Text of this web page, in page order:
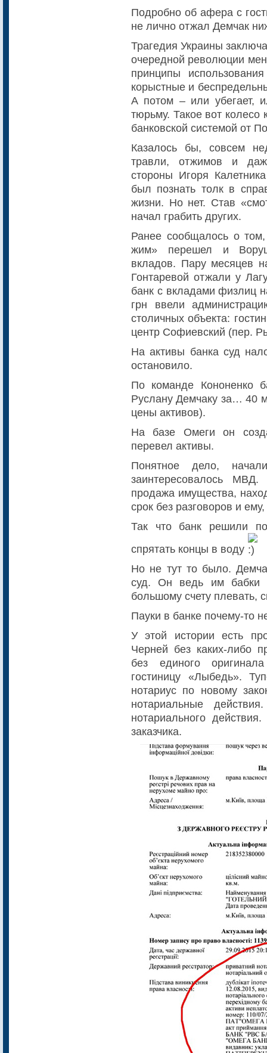
Подробно об афера с
не лично отжал Демчак
Трагедия Украины
очередной революции
принципы
корыстные и
А потом – или убегает,
тюрьму. Такое вот колесо
банковской системой от
Казалось бы, совсем
травли, отжимов и
стороны Игоря
был познать толк в
жизни. Но нет. Став
начал грабить других.
Ранее сообщалось о
жим» перешел и
вкладов. Пару месяцев
Гонтаревой отжали у
банк с вкладами физлиц
грн ввели
столичных объекта:
центр Софиевский (пер.
На активы банка суд
остановило.
По команде Кононенко
Руслану Демчаку за… 40
цены активов).
На базе Омеги он
перевел активы.
Понятное дело,
заинтересовалось
продажа имущества,
срок без разговоров и
Так что банк решили
спрятать концы в воду
Но не тут то было.
суд. Он ведь им бабки
большому счету плевать,
Пауки в банке почему-то
У этой истории есть
Черней без каких-либо
без единого
гостиницу «Лыбедь».
нотариус по новому
нотариальные
нотариального
заказчика.